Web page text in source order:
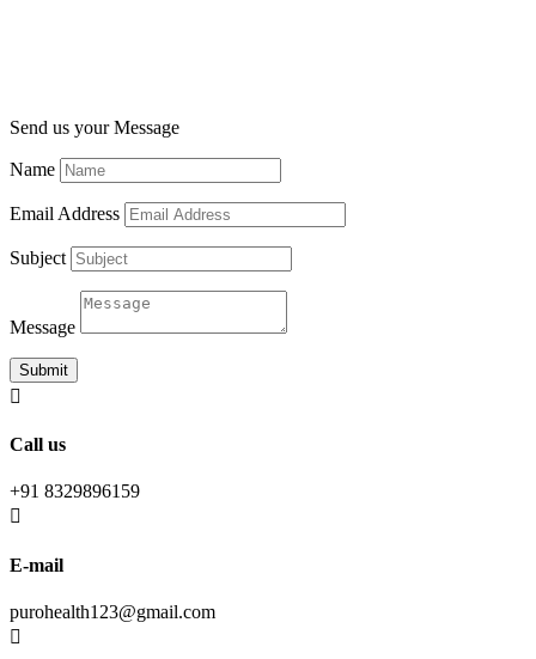
Send us your Message
Name
Email Address
Subject
Message
Submit

Call us
+91 8329896159

E-mail
purohealth123@gmail.com
